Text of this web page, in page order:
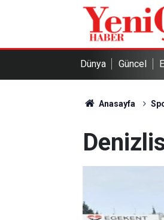
Dünya Güncel
Anasayfa